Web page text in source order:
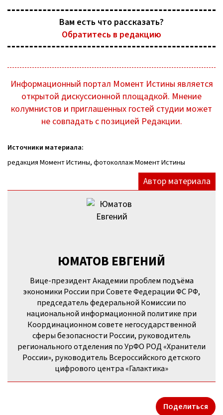
Вам есть что рассказать?
Обратитесь в редакцию
Информационный портал Момент Истины является
открытой дискуссионной площадкой. Мнение
колумнистов и приглашенных гостей студии может
не совпадать с позицией Редакции.
Источники материала:
редакция Момент Истины, фотоколлаж Момент Истины
Автор материала
ЮМАТОВ ЕВГЕНИЙ
Вице-президент Академии проблем подъёма
экономики России при Совете Федерации ФС РФ,
председатель федеральной Комиссии по
национальной информационной политике при
Координационном совете негосударственной
сферы безопасности России, руководитель
регионального отделения по УрФО РОД «Хранители
России», руководитель Всероссийского детского
цифрового центра «Галактика»
Поделиться